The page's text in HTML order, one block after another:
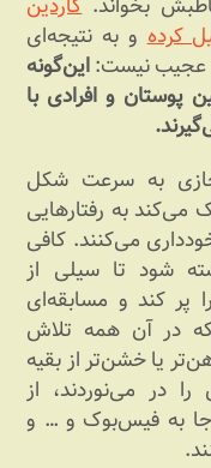
و به نتیجه‌ای
عجیب نیست:این‌گونه
پوستان و افرادی با
به سرعت شکل
می‌کند به رفتارهایی
می‌کنند. کافی
شود تا سیلی از
پر کند و مسابقه‌ای
که در آن همه تلاش
یا خشن‌تر از بقیه
در می‌نوردند، از
به فیس‌بوک و … و